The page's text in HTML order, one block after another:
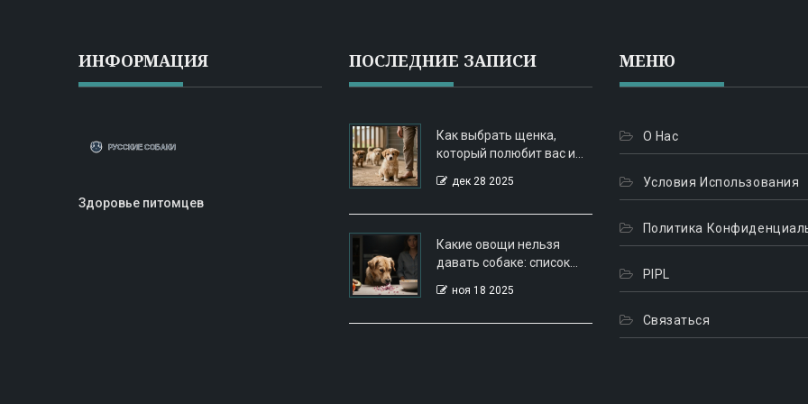
ИНФОРМАЦИЯ
Здоровье питомцев
ПОСЛЕДНИЕ ЗАПИСИ
Как выбрать щенка,
который полюбит вас и
другом
дек 28 2025
Какие овощи нельзя
давать собаке: список
ноя 18 2025
МЕНЮ
О Нас
Условия Использования
Политика
PIPL
Связаться